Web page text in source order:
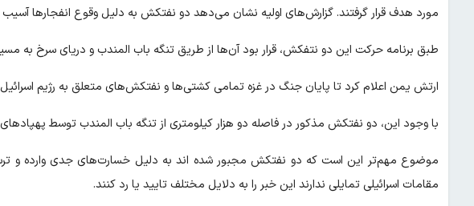
مورد هدف قرار گرفتند. گزارش‌های اولیه نشان می‌دهد دو نفتکش به دلیل وقوع انفجار‌ها
طبق برنامه حرکت این دو نتفکش، قرار بود آن‌ها از طریق تنگه باب المندب و دریای سرخ به
ارتش یمن اعلام کرد تا پایان جنگ در غزه تمامی کشتی‌ها و نفتکش‌های متعلق به رژیم
با وجود این، دو نفتکش مذکور در فاصله دو هزار کیلومتری از تنگه باب المندب توسط
موضوع مهم‌تر این است که دو نفتکش مجبور شده اند به دلیل خسارت‌های جدی وارده و
مقامات اسرائیلی تمایلی ندارند این خبر را به دلایل مختلف تایید یا رد کنند.